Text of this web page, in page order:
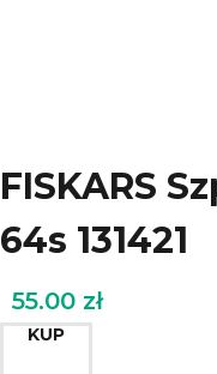
FISKARS
64s 131421
55.00 zł
KUP